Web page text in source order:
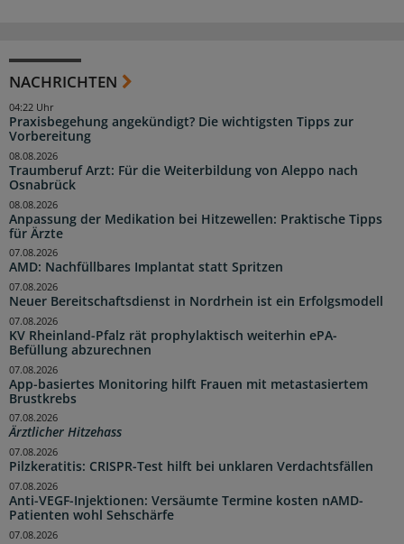
NACHRICHTEN
Praxisbegehung angekündigt? Die wichtigsten Tipps zur
Vorbereitung
04:22 Uhr
Traumberuf Arzt: Für die Weiterbildung von Aleppo nach
Osnabrück
08.08.2026
Anpassung der Medikation bei Hitzewellen: Praktische Tipps
für Ärzte
08.08.2026
AMD: Nachfüllbares Implantat statt Spritzen
07.08.2026
Neuer Bereitschaftsdienst in Nordrhein ist ein Erfolgsmodell
07.08.2026
KV Rheinland-Pfalz rät prophylaktisch weiterhin ePA-
Befüllung abzurechnen
07.08.2026
App-basiertes Monitoring hilft Frauen mit metastasiertem
Brustkrebs
07.08.2026
Ärztlicher Hitzehass
07.08.2026
Pilzkeratitis: CRISPR-Test hilft bei unklaren Verdachtsfällen
07.08.2026
Anti-VEGF-Injektionen: Versäumte Termine kosten nAMD-
Patienten wohl Sehschärfe
07.08.2026
07.08.2026